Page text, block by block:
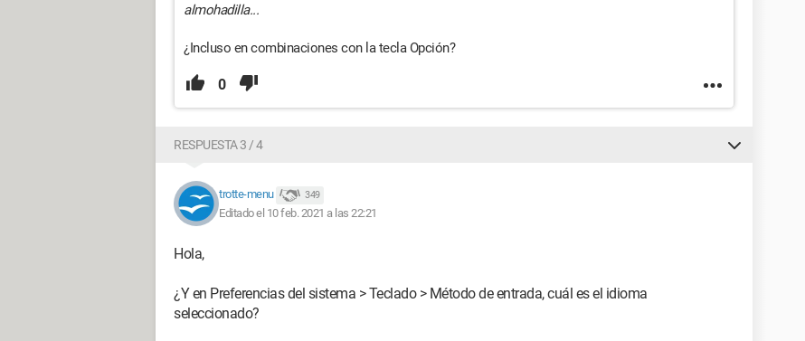
almohadilla...
¿Incluso en combinaciones con la tecla Opción?
0
RESPUESTA 3 / 4
trotte-menu 349
Editado el 10 feb. 2021 a las 22:21
Hola,
¿Y en Preferencias del sistema > Teclado > Método de entrada, cuál es el idioma
seleccionado?